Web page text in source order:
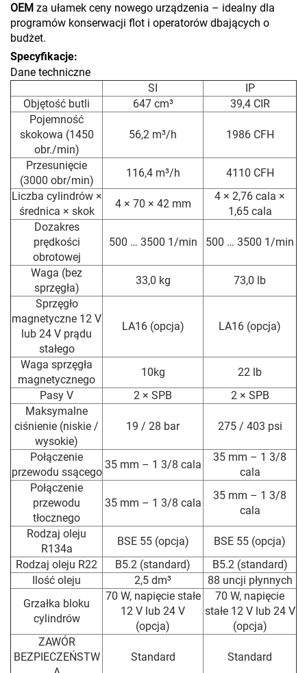
OEM za ułamek ceny nowego urządzenia – idealny dla
programów konserwacji flot i operatorów dbających o
budżet.
Specyfikacje:
Dane techniczne
SI
IP
Objętość butli
647 cm³
39,4 CIR
Pojemność
skokowa (1450
obr./min)
56,2 m³/h 1986 CFH
Przesunięcie
(3000 obr/min)
116,4 m³/h
4110 CFH
Liczba cylindrów ×
średnica × skok
4 × 70 × 42 mm
4 × 2,76 cala ×
1,65 cala
Dozakres
prędkości
obrotowej
500 … 3500 1/min 500 … 3500 1/min
Waga (bez
sprzęgła)
33,0 kg
73,0 lb
Sprzęgło
magnetyczne 12 V
lub 24 V prądu
stałego
LA16 (opcja) LA16 (opcja)
Waga sprzęgła
magnetycznego
10kg
22 lb
Pasy V
2 × SPB
2 × SPB
Maksymalne
ciśnienie (niskie /
wysokie)
19 / 28 bar 275 / 403 psi
Połączenie
przewodu ssącego
35 mm – 1 3/8 cala
35 mm – 1 3/8
cala
Połączenie
przewodu
tłocznego
35 mm – 1 3/8 cala
35 mm – 1 3/8
cala
Rodzaj oleju
R134a
BSE 55 (opcja)
BSE 55 (opcja)
Rodzaj oleju R22
B5.2 (standard)
B5.2 (standard)
Ilość oleju
2,5 dm³
88 uncji płynnych
Grzałka bloku
cylindrów
70 W, napięcie stałe
12 V lub 24 V
(opcja)
70 W, napięcie
stałe 12 V lub 24 V
(opcja)
ZAWÓR
BEZPIECZEŃSTW
Standard Standard